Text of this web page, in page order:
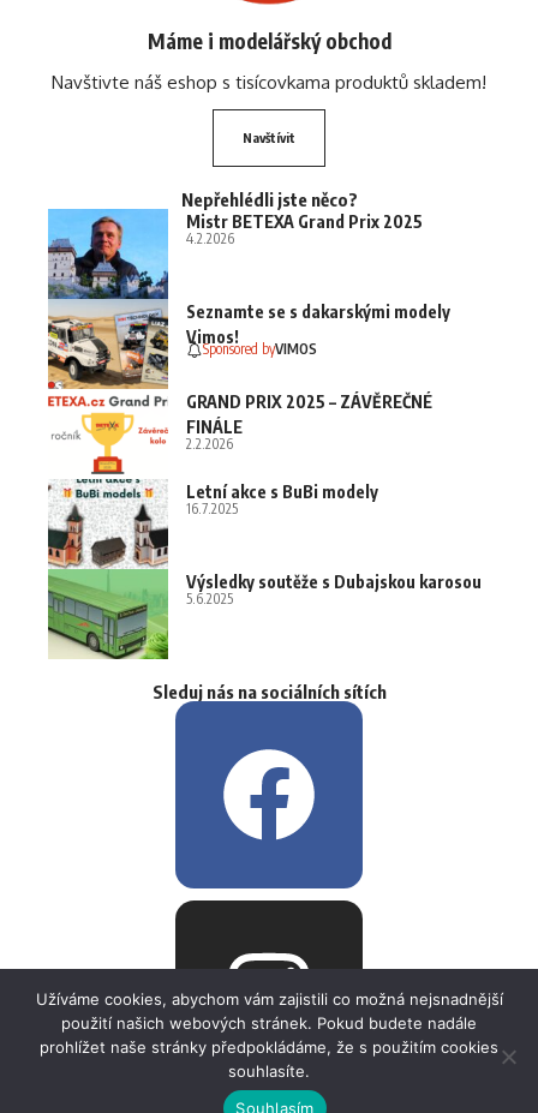
Máme i modelářský obchod
Navštivte náš eshop s tisícovkama produktů skladem!
Navštívit
Nepřehlédli jste něco?
Mistr BETEXA Grand Prix 2025
4.2.2026
Seznamte se s dakarskými modely
Vimos!
Sponsored byVIMOS
GRAND PRIX 2025 – ZÁVĚREČNÉ
FINÁLE
2.2.2026
Letní akce s BuBi modely
16.7.2025
Výsledky soutěže s Dubajskou karosou
5.6.2025
Sleduj nás na sociálních sítích
Užíváme cookies, abychom vám zajistili co možná nejsnadnější
použití našich webových stránek. Pokud budete nadále
prohlížet naše stránky předpokládáme, že s použitím cookies
souhlasíte.
Souhlasím